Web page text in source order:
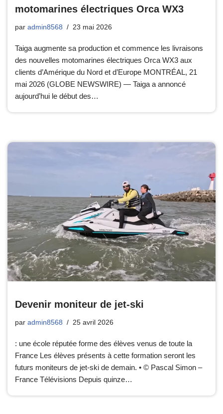
motomarines électriques Orca WX3
par admin8568 23 mai 2026
Taiga augmente sa production et commence les livraisons
des nouvelles motomarines électriques Orca WX3 aux
clients d’Amérique du Nord et d’Europe MONTRÉAL, 21
mai 2026 (GLOBE NEWSWIRE) — Taiga a annoncé
aujourd’hui le début des…
Devenir moniteur de jet-ski
par admin8568 25 avril 2026
: une école réputée forme des élèves venus de toute la
France Les élèves présents à cette formation seront les
futurs moniteurs de jet-ski de demain. • © Pascal Simon –
France Télévisions Depuis quinze…